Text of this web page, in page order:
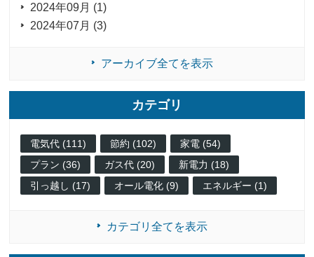
2024年09月 (1)
2024年07月 (3)
アーカイブ全てを表示
カテゴリ
電気代 (111) 節約 (102)
家電 (54)
プラン (36)
ガス代 (20)
新電力 (18)
引っ越し (17)
オール電化 (9) エネルギー (1)
カテゴリ全てを表示